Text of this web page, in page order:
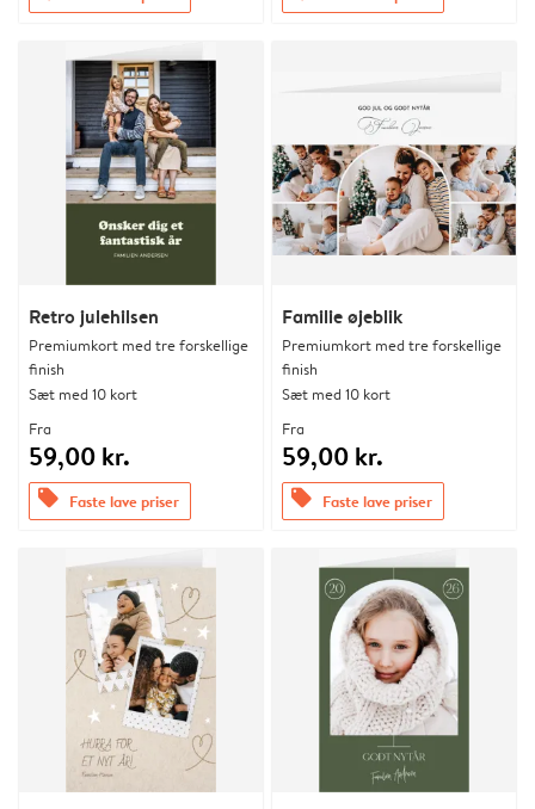
Retro julehilsen
Premiumkort med tre forskellige
finish
Sæt med 10 kort
Fra
59,00 kr.
offers Faste lave priser
Familie øjeblik
Premiumkort med tre forskellige
finish
Sæt med 10 kort
Fra
59,00 kr.
offers Faste lave priser